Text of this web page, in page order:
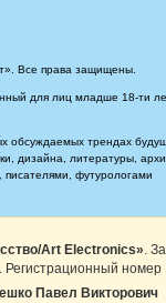
Все права защищены.
для лиц младше 18-ти
трендах
дизайна, литературы,
писателями, футурологами
Art Electronics» .
Регистрационный
Павел Викторович